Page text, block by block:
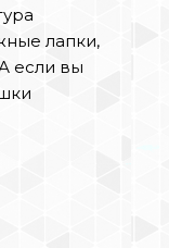
лапки,
если вы